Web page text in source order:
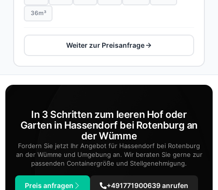
36m³
Weiter zur Preisanfrage
In 3 Schritten zum leeren Hof oder
Garten in Hassendorf bei Rotenburg an
der Wümme
Fordern Sie jetzt Ihr Angebot für Hassendorf bei Rotenburg
an der Wümme und Umgebung an. Wir beraten Sie gerne zur
passenden Containergröße und Stellgenehmigung.
Preis anfragen +491771900639 anrufen